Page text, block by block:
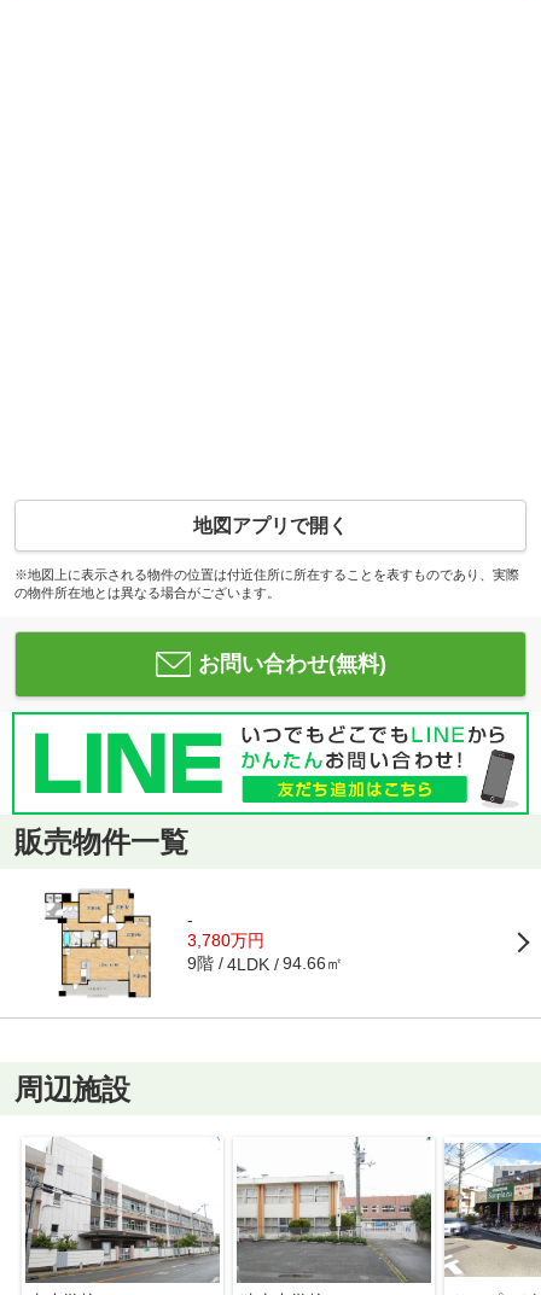
地図アプリで開く
※地図上に表示される物件の位置は付近住所に所在することを表すものであり、実際
の物件所在地とは異なる場合がございます。
お問い合わせ(無料)
販売物件一覧
-
3,780万円
9階 4LDK 94.66㎡
周辺施設